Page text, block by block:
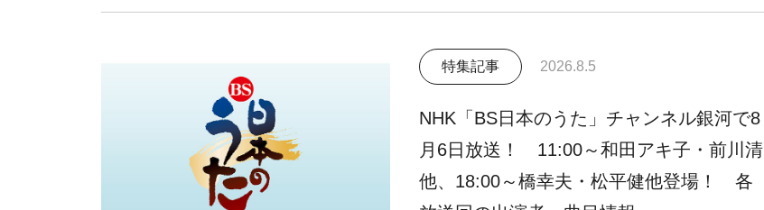
特集記事 2026.8.5
NHK「BS日本のうた」チャンネル銀河で8
月6日放送！ 11:00～和田アキ子・前川清
他、18:00～橋幸夫・松平健他登場！ 各